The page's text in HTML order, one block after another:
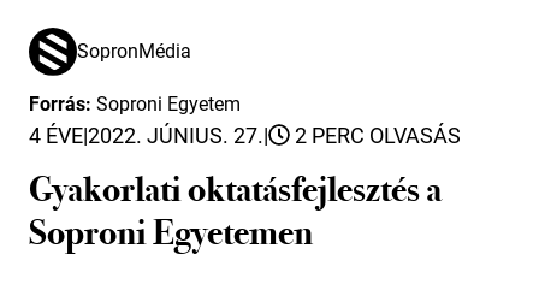
SopronMédia
Forrás: Soproni Egyetem
4 ÉVE|2022. JÚNIUS. 27.| 2 PERC OLVASÁS
Gyakorlati oktatásfejlesztés a
Soproni Egyetemen